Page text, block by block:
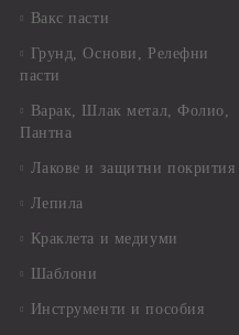
Вакс пасти
Грунд, Основи, Релефни
пасти
Варак, Шлак метал, Фолио,
Пантна
Лакове и защитни покрития
Лепила
Краклета и медиуми
Шаблони
Инструменти и пособия